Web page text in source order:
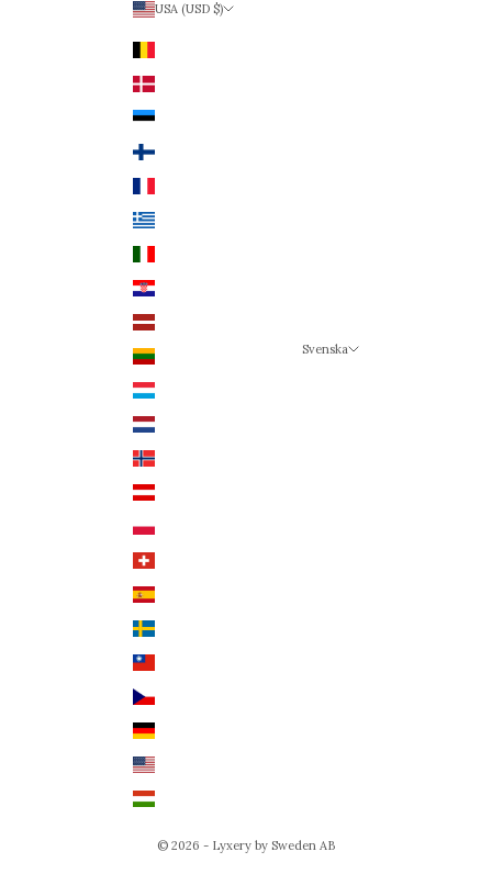
USA (USD $)
Svenska
© 2026 - Lyxery by Sweden AB